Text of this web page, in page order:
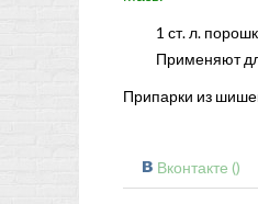
1 ст. л.
Применяют
Припарки из
Вконтакте ()